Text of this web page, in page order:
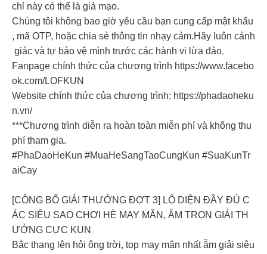
chỉ này có thể là giả mạo.
Chúng tôi không bao giờ yêu cầu bạn cung cấp mật khẩu
, mã OTP, hoặc chia sẻ thông tin nhạy cảm.Hãy luôn cảnh
giác và tự bảo vệ mình trước các hành vi lừa đảo.
Fanpage chính thức của chương trình https://www.facebo
ok.com/LOFKUN
Website chính thức của chương trình: https://phadaoheku
n.vn/
***Chương trình diễn ra hoàn toàn miễn phí và không thu
phí tham gia.
#PhaDaoHeKun #MuaHeSangTaoCungKun #SuaKunTr
aiCay
[CÔNG BỐ GIẢI THƯỞNG ĐỢT 3] LỘ DIỆN ĐẦY ĐỦ C
ÁC SIÊU SAO CHƠI HÈ MAY MẮN, ẴM TRỌN GIẢI TH
ƯỞNG CỰC KUN
Bắc thang lên hỏi ông trời, top may mắn nhất ẵm giải siêu